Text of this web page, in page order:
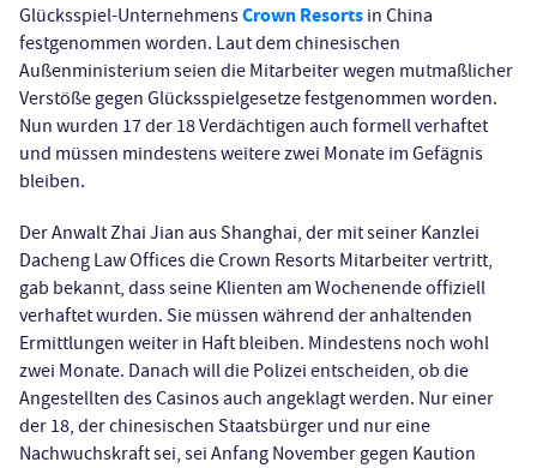
Glücksspiel-UnternehmensCrown Resorts in China
festgenommen worden. Laut dem chinesischen
Außenministerium seien die Mitarbeiter wegen mutmaßlicher
Verstöße gegen Glücksspielgesetze festgenommen worden.
Nun wurden 17 der 18 Verdächtigen auch formell verhaftet
und müssen mindestens weitere zwei Monate im Gefägnis
bleiben.
Der Anwalt Zhai Jian aus Shanghai, der mit seiner Kanzlei
Dacheng Law Offices die Crown Resorts Mitarbeiter vertritt,
gab bekannt, dass seine Klienten am Wochenende offiziell
verhaftet wurden. Sie müssen während der anhaltenden
Ermittlungen weiter in Haft bleiben. Mindestens noch wohl
zwei Monate. Danach will die Polizei entscheiden, ob die
Angestellten des Casinos auch angeklagt werden. Nur einer
der 18, der chinesischen Staatsbürger und nur eine
Nachwuchskraft sei, sei Anfang November gegen Kaution